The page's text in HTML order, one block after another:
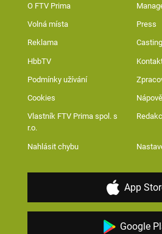
O FTV Prima
Volná místa Press
Reklama
HbbTV
Podmínky užívání
Cookies
Vlastník FTV Prima spol. s
r.o.
Nahlásit chybu
App
Google